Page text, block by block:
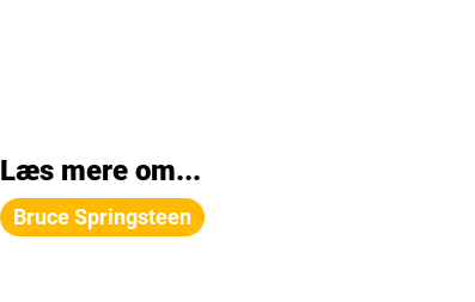
Læs mere om...
Bruce Springsteen